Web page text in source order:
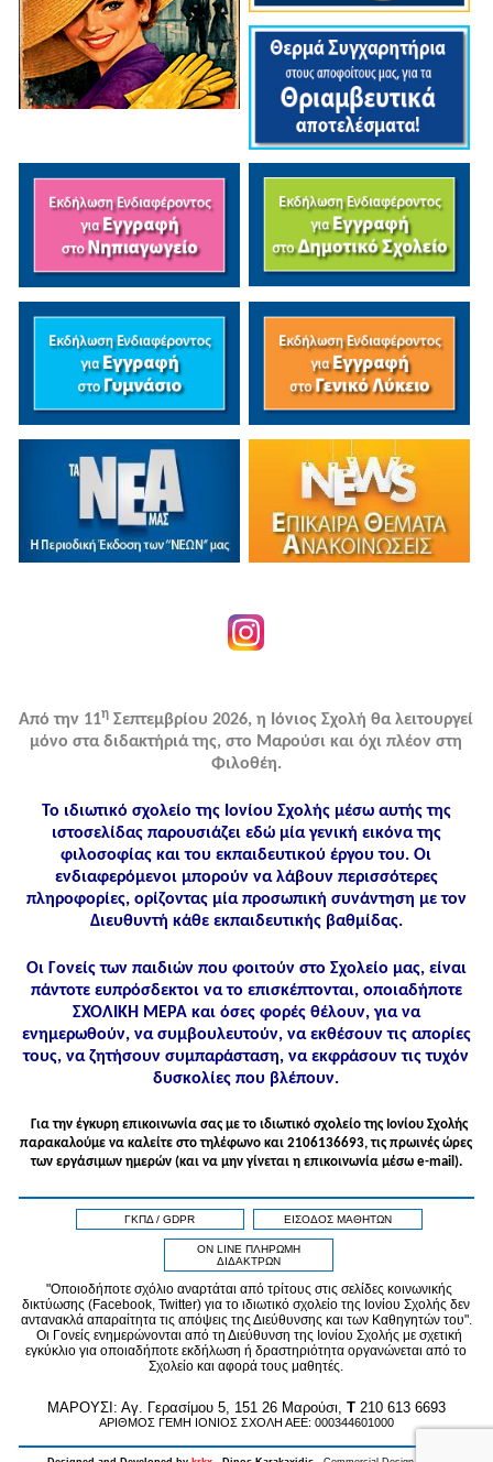
Από την 11η Σεπτεμβρίου 2026, η Ιόνιος Σχολή θα λειτουργεί
μόνο στα διδακτήριά της, στο Μαρούσι και όχι πλέον στη
Φιλοθέη.
Το ιδιωτικό σχολείο της Ιονίου Σχολής μέσω αυτής της
ιστοσελίδας παρουσιάζει εδώ μία γενική εικόνα της
φιλοσοφίας και του εκπαιδευτικού έργου του. Οι
ενδιαφερόμενοι μπορούν να λάβουν περισσότερες
πληροφορίες, ορίζοντας μία προσωπική συνάντηση με τον
Διευθυντή κάθε εκπαιδευτικής βαθμίδας.
Οι Γονείς των παιδιών που φοιτούν στο Σχολείο μας, είναι
πάντοτε ευπρόσδεκτοι να το επισκέπτονται, οποιαδήποτε
ΣΧΟΛΙΚΗ ΜΕΡΑ και όσες φορές θέλουν, για να
ενημερωθούν, να συμβουλευτούν, να εκθέσουν τις απορίες
τους, να ζητήσουν συμπαράσταση, να εκφράσουν τις τυχόν
δυσκολίες που βλέπουν.
Για την έγκυρη επικοινωνία σας με το ιδιωτικό σχολείο της Ιονίου Σχολής
παρακαλούμε να καλείτε στo τηλέφωνo και 2106136693, τις πρωινές ώρες
των εργάσιμων ημερών (και να μην γίνεται η επικοινωνία μέσω e-mail).
ΓΚΠΔ / GDPR ΕΙΣΟΔΟΣ ΜΑΘΗΤΩΝ
ON LINE ΠΛΗΡΩΜΗ
ΔΙΔΑΚΤΡΩΝ
"Οποιοδήποτε σχόλιο αναρτάται από τρίτους στις σελίδες κοινωνικής
δικτύωσης (Facebook, Twitter) για το ιδιωτικό σχολείο της Ιονίου Σχολής δεν
αντανακλά απαραίτητα τις απόψεις της Διεύθυνσης και των Καθηγητών του".
Οι Γονείς ενημερώνονται από τη Διεύθυνση της Ιονίου Σχολής με σχετική
εγκύκλιο για οποιαδήποτε εκδήλωση ή δραστηριότητα οργανώνεται από το
Σχολείο και αφορά τους μαθητές.
MAPOYΣΙ: Αγ. Γερασίμου 5, 151 26 Μαρούσι, T210 613 6693
ΑΡΙΘΜΟΣ ΓΕΜΗ ΙΟΝΙΟΣ ΣΧΟΛΗ ΑΕΕ: 000344601000